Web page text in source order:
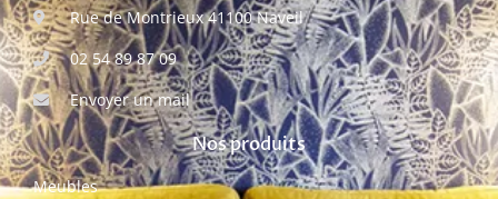
Rue de Montrieux 41100 Naveil
02 54 89 87 09
Envoyer un mail
Nos produits
Meubles